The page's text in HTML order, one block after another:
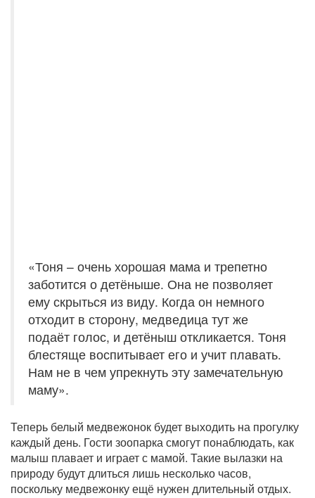
«Тоня – очень хорошая мама и трепетно
заботится о детёныше. Она не позволяет
ему скрыться из виду. Когда он немного
отходит в сторону, медведица тут же
подаёт голос, и детёныш откликается. Тоня
блестяще воспитывает его и учит плавать.
Нам не в чем упрекнуть эту замечательную
маму».
Теперь белый медвежонок будет выходить на прогулку
каждый день. Гости зоопарка смогут понаблюдать, как
малыш плавает и играет с мамой. Такие вылазки на
природу будут длиться лишь несколько часов,
поскольку медвежонку ещё нужен длительный отдых.